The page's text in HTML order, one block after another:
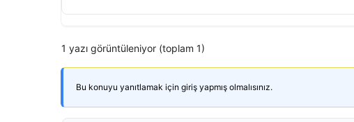
1 yazı görüntüleniyor (toplam 1)
Bu konuyu yanıtlamak için giriş yapmış olmalısınız.